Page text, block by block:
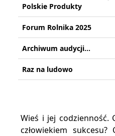
Polskie Produkty
Forum Rolnika 2025
Archiwum audycji...
Raz na ludowo
Wieś i jej codzienność.
człowiekiem